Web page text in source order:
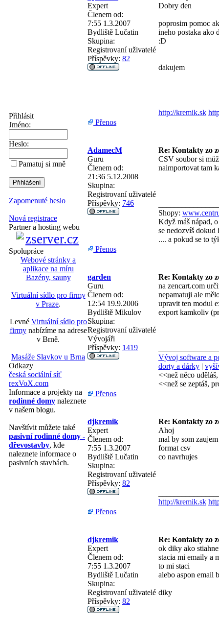
Přihlásit
Jméno:
Heslo:
Pamatuj si mně
Zapomenuté heslo
Nová registrace
Partner a hosting webu
Spolupráce
Webové stránky a
aplikace na míru
Bazény, sauny
Virtuální sídlo pro firmy
v Praze.
Levné Virtuální sídlo pro
firmynabízíme na adrese
v Brně.
Masáže Slavkov u Brna
Odkazy
česká sociální síť
rexVoX.com
Informace a projekty na
rodinné domy naleznete
v našem blogu.
Navštívit můžete také
pasivní rodinné domy -
dřevostavby, kde
naleznete informace o
pasivních stavbách.
Expert
Členem od:
7:55 1.3.2007
Bydliště Lučatin
Skupina:
Registrovaní uživatelé
Příspěvky: 82
Dobry den
poprosim pomoc
ineho postaka ako
:D
dakujem
http://kremik.sk
Přenos
AdamecM
Re: Kontakty zo
Guru
Členem od:
21:36 5.12.2008
Skupina:
Registrovaní uživatelé
Příspěvky: 746
CSV soubor si
naimportovat tam
Shopy:
Když máš nápad,
se nedozvíš dokud
.... a pokud se to
Přenos
garden
Re: Kontakty zo
Guru
Členem od:
12:54 19.9.2006
Bydliště Mikulov
Skupina:
Registrovaní uživatelé
Vývojáři
Příspěvky: 1419
na zencart.com
nepamatuji ale
upravit ten modul
export kamkoliv
Vývoj software a
dorty a dárky |
<<než něco
<<než se zeptáš,
Přenos
djkremik
Re: Kontakty zo
Expert
Členem od:
7:55 1.3.2007
Bydliště Lučatin
Skupina:
Registrovaní uživatelé
Příspěvky: 82
Ahoj
mal by som
format csv
co navrhujes
http://kremik.sk
Přenos
djkremik
Re: Kontakty zo
Expert
Členem od:
7:55 1.3.2007
Bydliště Lučatin
Skupina:
Registrovaní uživatelé
Příspěvky: 82
ok diky ako
stacia mi emaily a
to mi staci
alebo aspon email
diky